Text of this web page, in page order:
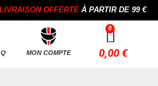
LIVRAISON OFFERTEÀ PARTIR DE 99 €
MON COMPTE 0,00 €